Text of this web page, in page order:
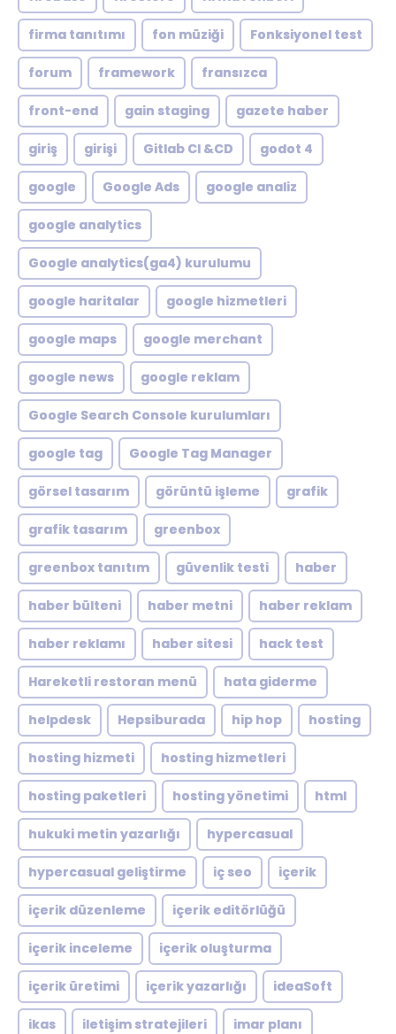
firma tanıtımı fon müziği Fonksiyonel test
forum framework fransızca
front-end gain staging gazete haber
giriş girişi Gitlab CI &CD godot 4
google Google Ads google analiz
google analytics
Google analytics(ga4) kurulumu
google haritalar google hizmetleri
google maps google merchant
google news google reklam
Google Search Console kurulumları
google tag Google Tag Manager
görsel tasarım görüntü işleme grafik
grafik tasarım greenbox
greenbox tanıtım güvenlik testi haber
haber bülteni haber metni haber reklam
haber reklamı haber sitesi hack test
Hareketli restoran menü hata giderme
helpdesk Hepsiburada hip hop hosting
hosting hizmeti hosting hizmetleri
hosting paketleri hosting yönetimi html
hukuki metin yazarlığı hypercasual
hypercasual geliştirme iç seo içerik
içerik düzenleme içerik editörlüğü
içerik inceleme içerik oluşturma
içerik üretimi içerik yazarlığı ideaSoft
ikas iletişim stratejileri imar planı